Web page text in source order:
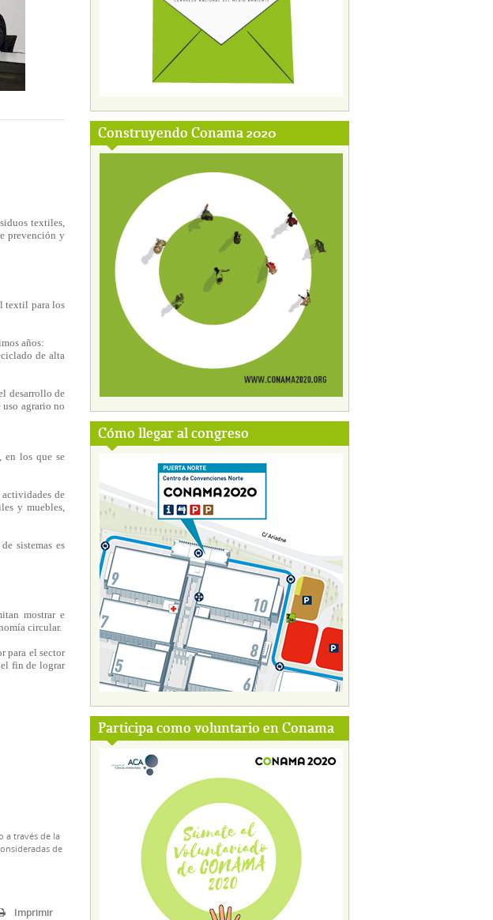
Construyendo Conama 2020
Cómo llegar al congreso
Participa como voluntario en Conama
textiles,
prevención y
textil para los
años:
de alta
desarrollo de
agrario no
en los que se
de
y muebles,
sistemas es
mostrar e
circular.
para el sector
fin de lograr
a través de la
de
Imprimir